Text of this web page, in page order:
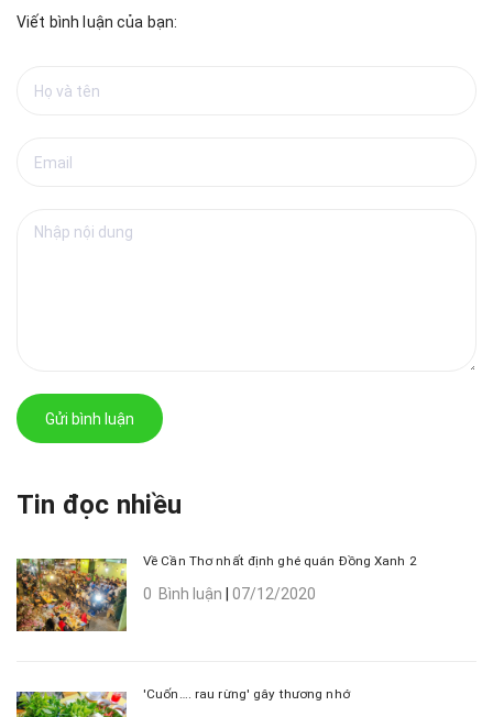
Viết bình luận của bạn:
Gửi bình luận
Tin đọc nhiều
Về Cần Thơ nhất định ghé quán Đồng Xanh 2
0 Bình luận 07/12/2020
'Cuốn…. rau rừng' gây thương nhớ